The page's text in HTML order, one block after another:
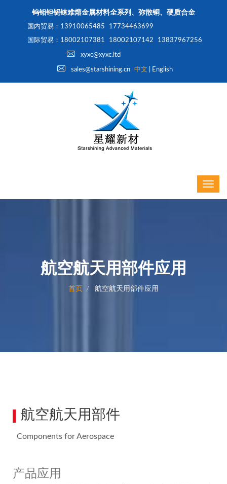
钨钼钽铌铼难熔金属材料全系列、弥散铜、硬质合金
国内贸易：13910065485
国际贸易：18002107381
17734463699
18002107142 13837967256
xyxc@xyxc.ltd
sales@starshining.cn 中文 English
航空航天用部件应用
首页 航空航天用部件应用
航空航天用部件
Components for Aerospace
产品应用